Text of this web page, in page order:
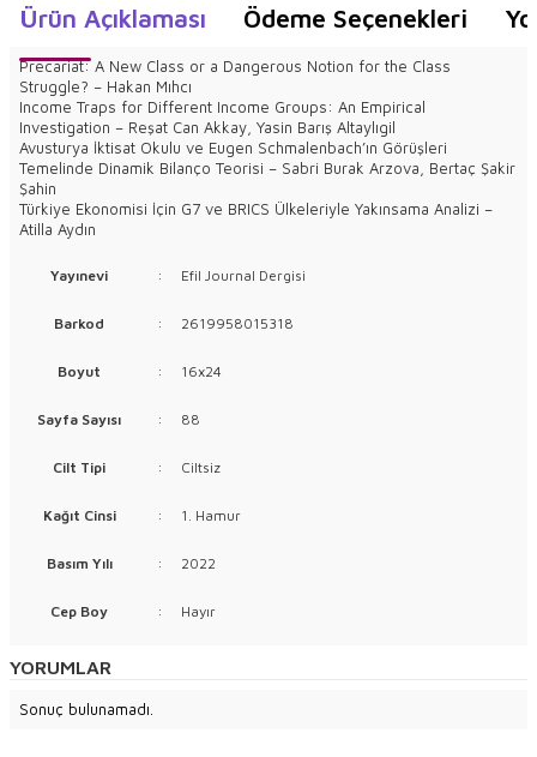
Ürün Açıklaması Ödeme Seçenekleri
Precariat: A New Class or a Dangerous Notion for the Class
Struggle? – Hakan Mıhcı
Income Traps for Different Income Groups: An Empirical
Investigation – Reşat Can Akkay, Yasin Barış Altaylıgil
Avusturya İktisat Okulu ve Eugen Schmalenbach’ın Görüşleri
Temelinde Dinamik Bilanço Teorisi – Sabri Burak Arzova, Bertaç Şakir
Şahin
Türkiye Ekonomisi İçin G7 ve BRICS Ülkeleriyle Yakınsama Analizi –
Atilla Aydın
Yayınevi : Efil Journal Dergisi
Barkod : 2619958015318
Boyut : 16x24
Sayfa Sayısı : 88
Cilt Tipi : Ciltsiz
Kağıt Cinsi : 1. Hamur
Basım Yılı : 2022
Cep Boy : Hayır
YORUMLAR
Sonuç bulunamadı.